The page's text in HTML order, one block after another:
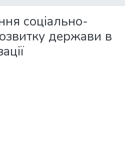
соціально-
держави в